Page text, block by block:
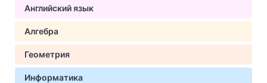
Английский язык
Алгебра
Геометрия
Информатика